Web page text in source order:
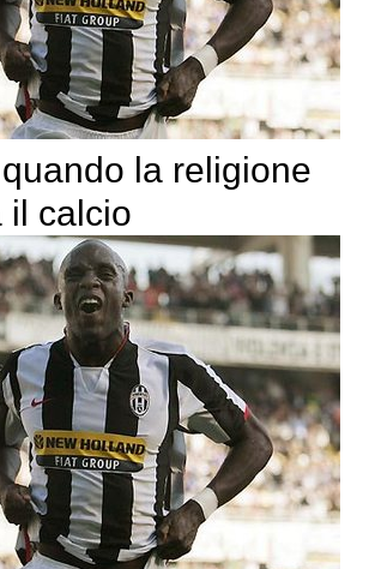
la religione
il calcio